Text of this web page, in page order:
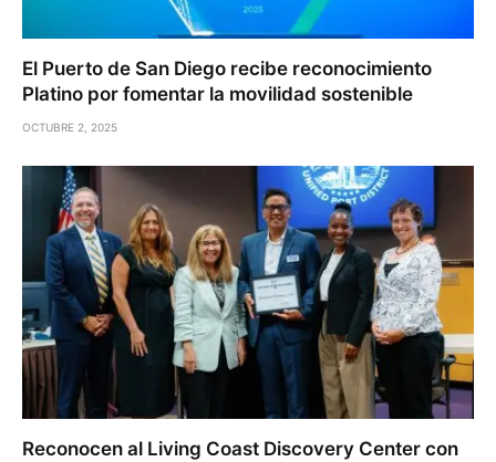
El Puerto de San Diego recibe reconocimiento
Platino por fomentar la movilidad sostenible
OCTUBRE 2, 2025
Reconocen al Living Coast Discovery Center con